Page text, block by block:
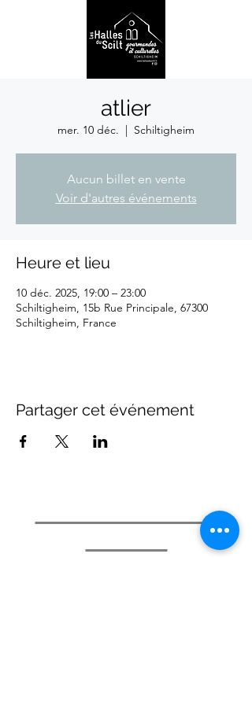
atlier
mer. 10 déc.
  |
Schiltigheim
Aucun billet en vente
Voir d'autres événements
Heure et lieu
10 déc. 2025, 19:00 – 23:00
Schiltigheim, 15b Rue Principale, 67300
Schiltigheim, France
Partager cet événement